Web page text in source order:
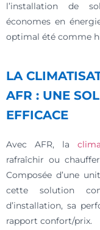
l’installation de
économes en
optimal été comme
LA
AFR : UNE
EFFICACE
Avec AFR, la
rafraîchir ou
Composée d’une
cette solution
d’installation, sa
rapport confort/prix.